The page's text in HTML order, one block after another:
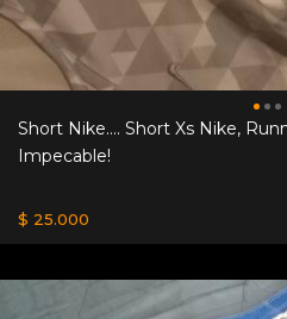
Short Nike.... Short Xs Nike,
Impecable!
$ 25.000